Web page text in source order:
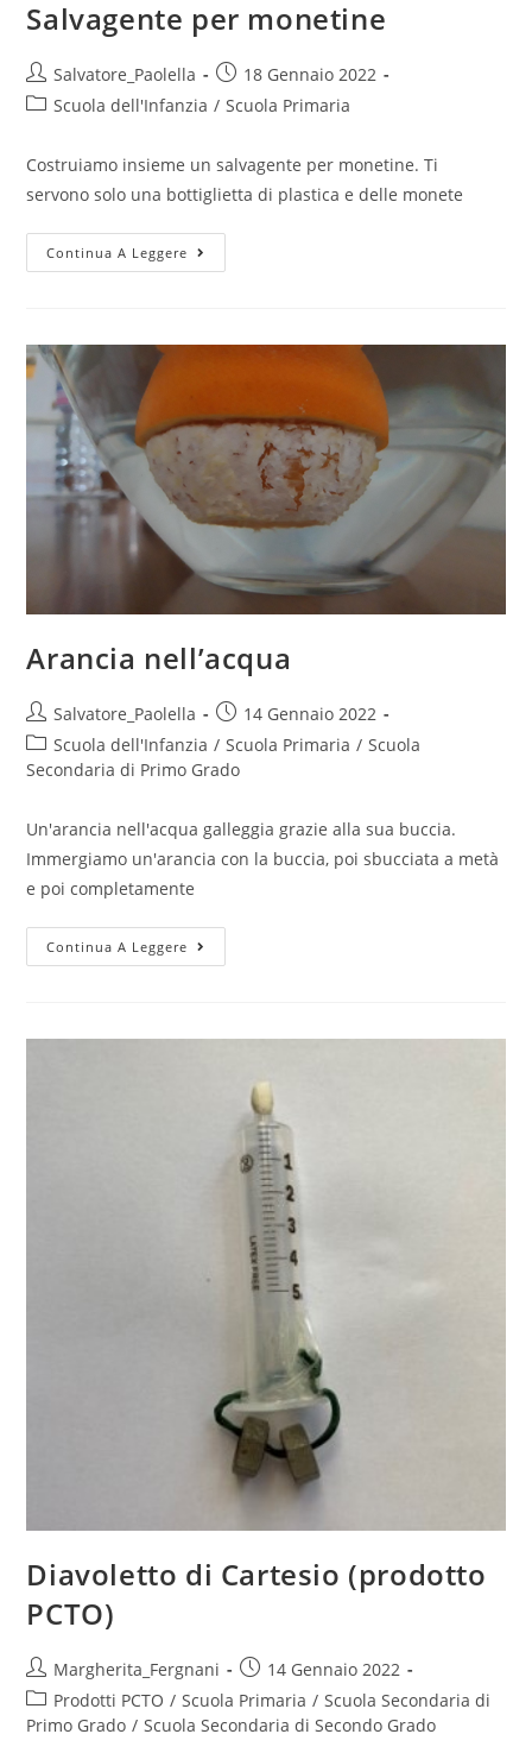
Salvagente per monetine
Post
author:
Salvatore_Paolella
Post
published:
18 Gennaio 2022
PostScuola dell'Infanzia / Scuola Primaria
Costruiamo insieme un salvagente per monetine. Ti
servono solo una bottiglietta di plastica e delle monete
Continua A Leggere
per
Arancia nell’acqua
Post
author:
Salvatore_Paolella
Post
published:
14 Gennaio 2022
Post
category:
Scuola dell'Infanzia / Scuola Primaria / Scuola
Secondaria di Primo Grado
Un'arancia nell'acqua galleggia grazie alla sua buccia.
Immergiamo un'arancia con la buccia, poi sbucciata a metà
e poi completamente
Continua A Leggere
nell’acqua
Diavoletto di Cartesio (prodotto
PCTO)
Post
author:
Margherita_Fergnani
Post
published:
14 Gennaio 2022
Post
category:
Prodotti PCTO / Scuola Primaria / Scuola Secondaria di
Primo Grado / Scuola Secondaria di Secondo Grado